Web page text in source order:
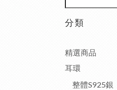
分類
精選商品
耳環
整體S925銀